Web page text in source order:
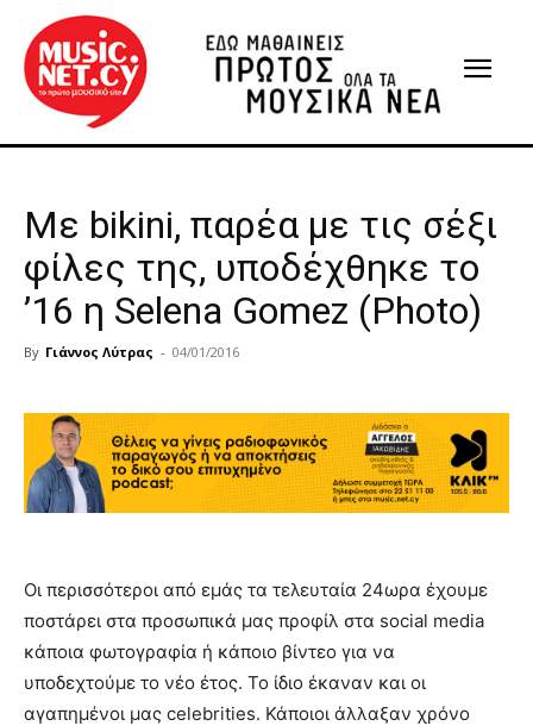
Με bikini, παρέα με τις σέξι
φίλες της, υποδέχθηκε το
’16 η Selena Gomez (Photo)
By Γιάννος Λύτρας - 04/01/2016
Οι περισσότεροι από εμάς τα τελευταία 24ωρα έχουμε
ποστάρει στα προσωπικά μας προφίλ στα social media
κάποια φωτογραφία ή κάποιο βίντεο για να
υποδεχτούμε το νέο έτος. Το ίδιο έκαναν και οι
αγαπημένοι μας celebrities. Κάποιοι άλλαξαν χρόνο